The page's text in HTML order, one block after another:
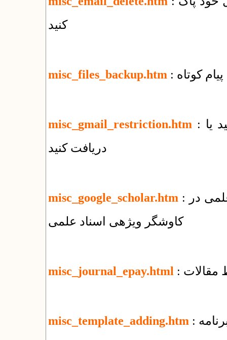
کنید
misc_files_backup.htm کوتاه
misc_gmail_restriction.htm : چه فایل‌هایی را با جی‌میل نمی‌توانید بفرستید یا
دریافت کنید
misc_google_scholar.htm : نحوه ثبت مقالات منتشر شده در پایگاههای علمی در
کاوشگر ویژهی اسناد علمی
misc_journal_epay.html مقالات
misc_template_adding.htm